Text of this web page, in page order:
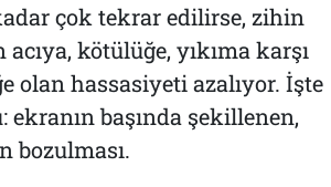
çok tekrar edilirse, zihin
kötülüğe, yıkıma karşı
olan hassasiyeti azalıyor. İşte
başında şekillenen,
bozulması.